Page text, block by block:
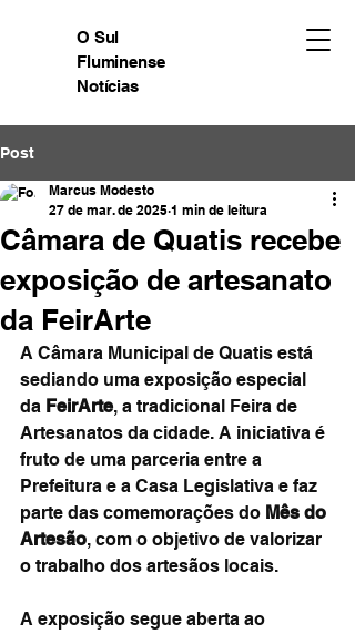
O Sul
Fluminense
Notícias
Post
Câmara de Quatis recebe
exposição de artesanato
da FeirArte
Marcus Modesto
27 de mar. de 2025 1 min de leitura
A Câmara Municipal de Quatis está
sediando uma exposição especial
da FeirArte, a tradicional Feira de
Artesanatos da cidade. A iniciativa é
fruto de uma parceria entre a
Prefeitura e a Casa Legislativa e faz
parte das comemorações do Mês do
Artesão, com o objetivo de valorizar
o trabalho dos artesãos locais.
A exposição segue aberta ao